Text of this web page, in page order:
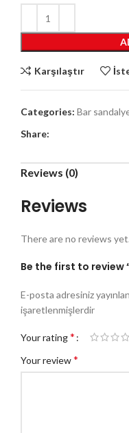
Karşılaştır
Categories: Bar
Share:
Reviews (0)
Reviews
There are no reviews yet.
Be the first to review
E-posta adresiniz
işaretlenmişlerdir
Your rating*
Your review*